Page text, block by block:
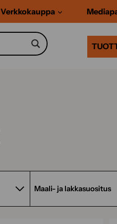
Verkkokauppa
Maali- ja lakkasuositus